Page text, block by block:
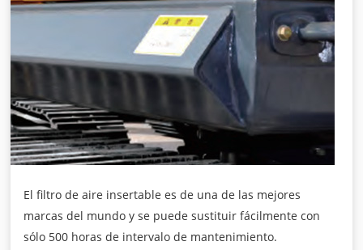
El filtro de aire insertable es de una de las mejores
marcas del mundo y se puede sustituir fácilmente con
sólo 500 horas de intervalo de mantenimiento.